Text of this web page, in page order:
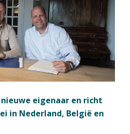
eigenaar en richt
in Nederland, België en